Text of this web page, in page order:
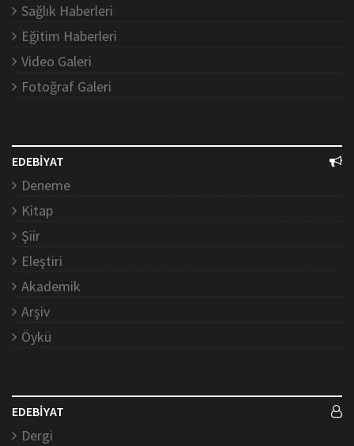
Sağlık Haberleri
Eğitim Haberleri
Video Galeri
Fotoğraf Galeri
EDEBİYAT
Deneme
Kitap
Şiir
Eleştiri
Akademik
Arşiv
Öykü
EDEBİYAT
Dergi